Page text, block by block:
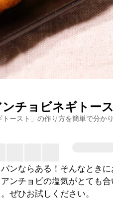
チョビネギトー
ースト 」の作り方を簡単で分か
ンならある！そんなとき
ンチョビの塩気がとても
ぜひお試しください。